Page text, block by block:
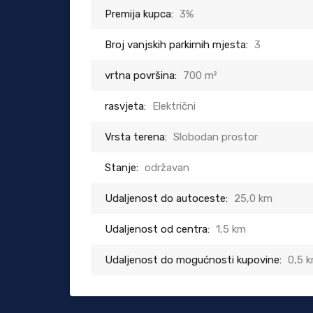
Premija kupca: 3%
Broj vanjskih parkirnih mjesta: 3
vrtna površina: 700 m²
rasvjeta: Električni
Vrsta terena: Slobodan prostor
Stanje: održavan
Udaljenost do autoceste: 25,0 km
Udaljenost od centra: 1,5 km
Udaljenost do mogućnosti kupovine: 0,5